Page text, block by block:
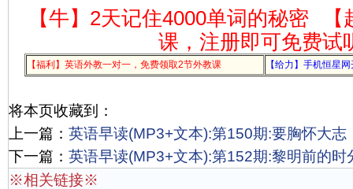
【牛】2天记住4000单词的秘密
课，注册即可免费试
【福利】英语外教一对一，免费领取2节外教课 【给力】手机恒星
将本页收藏到：
上一篇： 英语早读(MP3+文本):第150期:要胸怀大志
下一篇： 英语早读(MP3+文本):第152期:黎明前的时
※相关链接※